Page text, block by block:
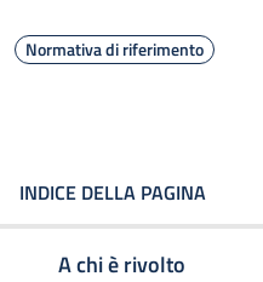
Normativa di riferimento
INDICE DELLA PAGINA
A chi è rivolto